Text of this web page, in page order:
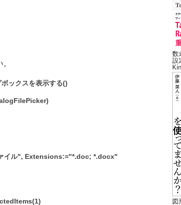
ックスを表示する()
ル", Extensions:="*.doc; *.docx"
数
設
図